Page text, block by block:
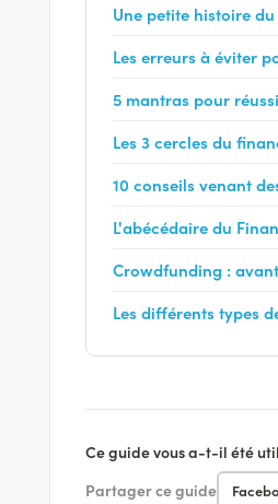
Une petite histoire
Les erreurs à éviter
5 mantras pour
Les 3 cercles du
10 conseils venant
L'abécédaire du
Crowdfunding :
Les différents types
Ce guide vous a-t-il été
Partager ce guide